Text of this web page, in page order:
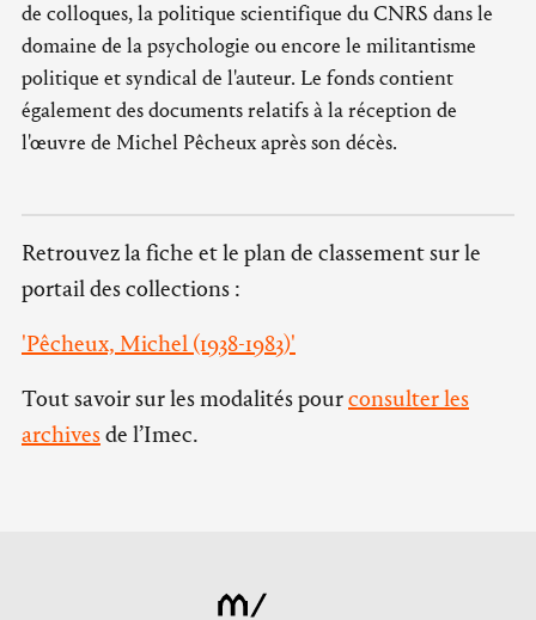
de colloques, la politique scientifique du CNRS dans le
domaine de la psychologie ou encore le militantisme
politique et syndical de l'auteur. Le fonds contient
également des documents relatifs à la réception de
l'œuvre de Michel Pêcheux après son décès.
Retrouvez la fiche et le plan de classement sur le
portail des collections :
'Pêcheux, Michel (1938-1983)'
Tout savoir sur les modalités pourconsulter les
archivesde l’Imec.